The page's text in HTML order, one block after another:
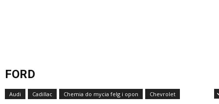
FORD
Audi Cadillac Chemia do mycia felg i opon
Chevrolet